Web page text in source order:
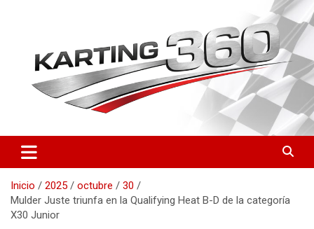
Karting 360 | Noticias,
Campeonatos y Pilotos de
Karting en España
Toda la actualidad del karting nacional e internacional: resultados
del CEK, FIA Karting, fichas de pilotos, circuitos y novedades
técnicas. Actualizado a diario.
Inicio
2025 octubre
30
Mulder Juste triunfa en la Qualifying Heat B-D de la categoría
X30 Junior